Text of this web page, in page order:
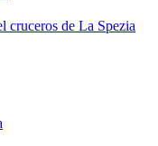
cruceros de La Spezia